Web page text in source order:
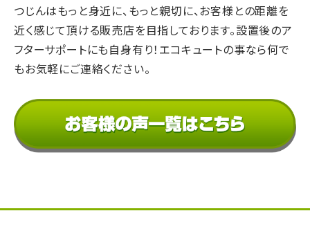
つじんはもっと身近に、もっと親切に、お客様との距離を
近く感じて頂ける販売店を目指しております。設置後のア
フターサポートにも自身有り！ エコキュートの事なら何で
もお気軽にご連絡ください。